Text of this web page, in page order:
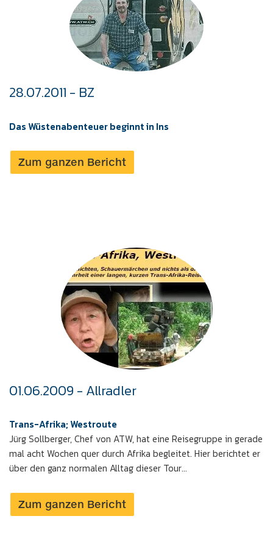
28.07.2011 - BZ
Das Wüstenabenteuer beginnt in Ins
Zum ganzen Bericht
01.06.2009 - Allradler
Trans-Afrika; Westroute
Jürg Sollberger, Chef von ATW, hat eine Reisegruppe in gerade
mal acht Wochen quer durch Afrika begleitet. Hier berichtet er
über den ganz normalen Alltag dieser Tour...
Zum ganzen Bericht